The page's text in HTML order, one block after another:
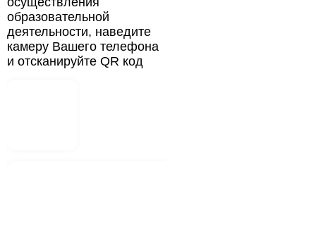
образовательной
деятельности, наведите
камеру Вашего телефона
и отсканируйте QR код